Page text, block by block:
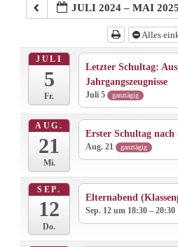
JULI 2024 – MAI 2025
Alles
JULI
5
Fr.
Letzter Schultag:
Jahrgangszeugnisse
Juli 5 ganztägig
AUG.
21
Mi.
Erster Schultag nach
Aug. 21 ganztägig
SEP.
12
Do.
Elternabend
Sep. 12 um 18:30 – 20:30